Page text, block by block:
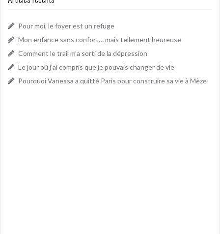
Pour moi, le foyer est un refuge
Mon enfance sans confort… mais tellement heureuse
Comment le trail m’a sorti de la dépression
Le jour où j’ai compris que je pouvais changer de vie
Pourquoi Vanessa a quitté Paris pour construire sa vie à Mèze